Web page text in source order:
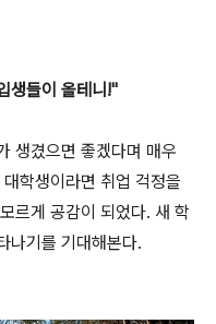
생들이 올테니!"
생겼으면 좋겠다며 매우
학생이라면 취업 걱정을
르게 공감이 되었다. 새 학
나기를 기대해본다.